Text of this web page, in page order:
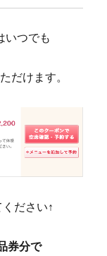
いつでも
だけます。
ださい↑
券分で